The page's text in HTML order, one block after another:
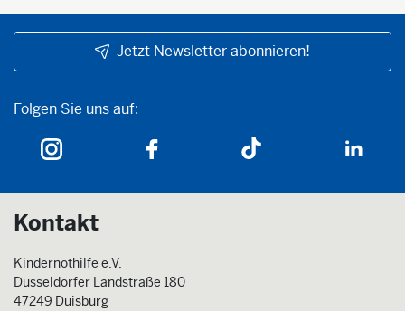
Jetzt Newsletter abonnieren!
Folgen Sie uns auf:
Folgen Sie uns auf:
Kontakt
Kindernothilfe e.V.
Düsseldorfer Landstraße 180
47249 Duisburg